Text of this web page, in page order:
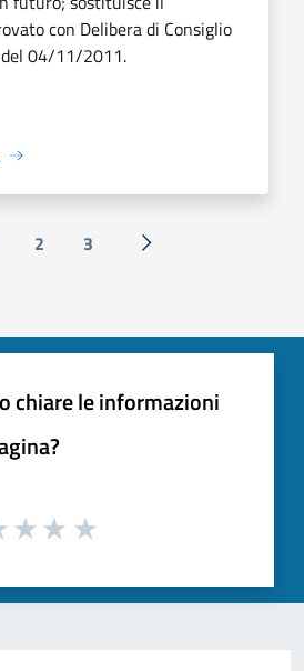
con Delibera di Consiglio
04/11/2011.
2 3 Successiva »
chiare le informazioni